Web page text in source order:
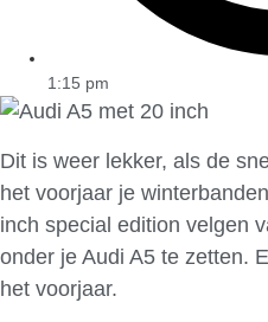
1:15 pm
Dit is weer lekker, als de
het voorjaar je
inch special edition velgen
onder je Audi A5 te zetten.
het voorjaar.